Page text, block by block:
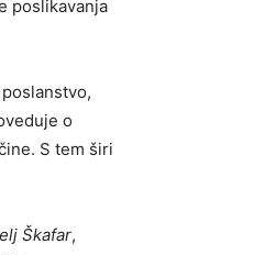
poslikavanja
o
S tem širi
Škafar,